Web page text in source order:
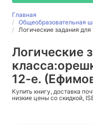
Главная
Общеобразовательная
Логические задания
Логические
12-е.
Купить книгу, доставка
низкие цены со скидкой,